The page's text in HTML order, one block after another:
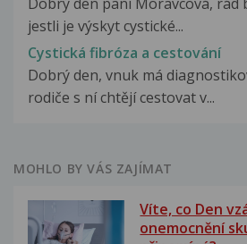
jestli je výskyt cystické...
Cystická fibróza a cestování
Dobrý den, vnuk má
rodiče s ní chtějí cestovat v...
MOHLO BY VÁS ZAJÍMAT
Víte, co Den
onemocnění